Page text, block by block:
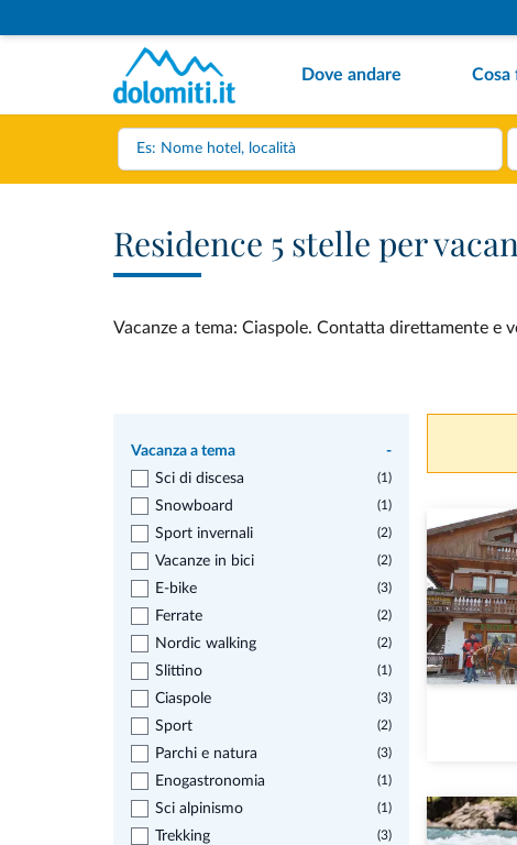
Dove andare Cosa
Residence 5 stelle per
Vacanze a tema: Ciaspole. Contatta direttamente e
Vacanza a tema
-
Sci di discesa
(1)
Snowboard (1)
Sport invernali (2)
Vacanze in bici (2)
E-bike (3)
Ferrate (2)
Nordic walking (2)
Slittino (1)
Ciaspole (3)
Sport (2)
Parchi e natura (3)
Enogastronomia (1)
Sci alpinismo (1)
Trekking (3)